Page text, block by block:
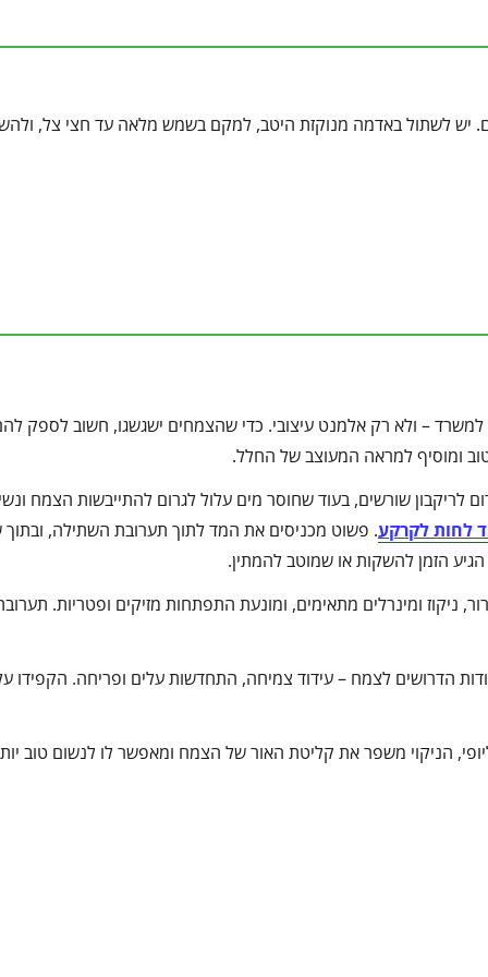
יש לשתול באדמה מנוקזת היטב, למקם בשמש מלאה עד חצי צל,
למשרד – ולא רק אלמנט עיצובי. כדי שהצמחים ישגשגו, חשוב לספק
ומוסיף למראה המעוצב של החלל.
לריקבון שורשים, בעוד שחוסר מים עלול לגרום להתייבשות הצמח
לחות לקרקע. פשוט מכניסים את המד לתוך תערובת השתילה, ובתוך
הזמן להשקות או שמוטב להמתין.
ניקוז ומינרלים מתאימים, ומונעת התפתחות מזיקים ופטריות.
הדרושים לצמח – עידוד צמיחה, התחדשות עלים ופריחה. הקפידו
הניקוי משפר את קליטת האור של הצמח ומאפשר לו לנשום טוב